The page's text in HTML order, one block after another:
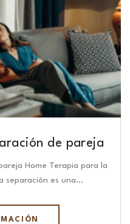
de pareja
Home Terapia para la
separación es una…